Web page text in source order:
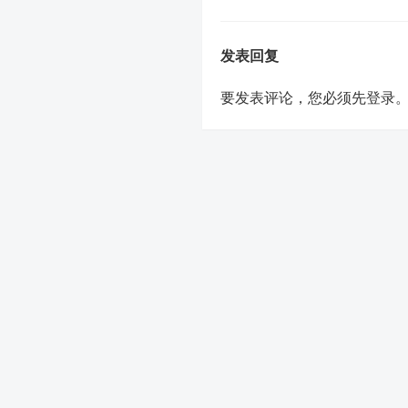
发表回复
要发表评论，您必须先登录